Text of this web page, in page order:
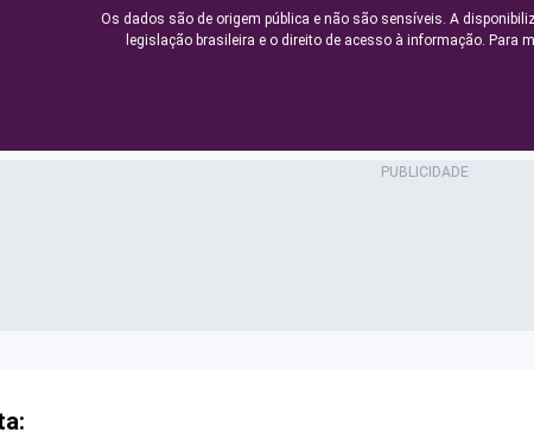
Os dados são de origem pública e não são sensíveis. A
legislação brasileira e o direito de acesso à informação. Para